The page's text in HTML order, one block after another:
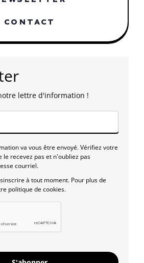
CONTACT
lettre d'information !
va vous être envoyé. Vérifiez votre
le recevez pas et n'oubliez pas
courriel.
à tout moment. Pour plus de
politique de cookies.